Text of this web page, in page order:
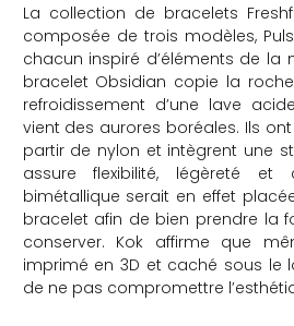
La collection de bracelets
composée de trois modèles,
chacun inspiré d’éléments de la
bracelet Obsidian copie la
refroidissement d’une lave
vient des aurores boréales. Ils
partir de nylon et intègrent une
assure flexibilité, légèreté et
bimétallique serait en effet
bracelet afin de bien prendre la
conserver. Kok affirme que
imprimé en 3D et caché sous le
de ne pas compromettre